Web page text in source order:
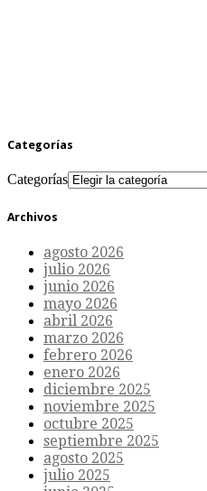
Categorías
Categorías
Archivos
agosto 2026
julio 2026
junio 2026
mayo 2026
abril 2026
marzo 2026
febrero 2026
enero 2026
diciembre 2025
noviembre 2025
octubre 2025
septiembre 2025
agosto 2025
julio 2025